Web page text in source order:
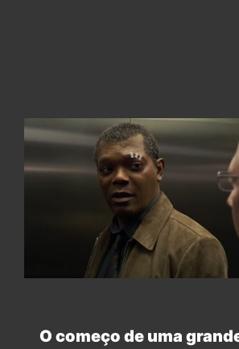
O começo de uma